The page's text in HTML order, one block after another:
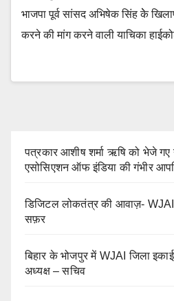
भाजपा पूर्व सांसद अभिषेक सिंह केे
करने की मांग करने वाली याचिका
पत्रकार आशीष शर्मा ऋषि को भेजे गए
एसोसिएशन ऑफ इंडिया की गंभीर
डिजिटल लोकतंत्र की आवाज़- WJAI
सफ़र
बिहार के भोजपुर में WJAI जिला
अध्यक्ष – सचिव